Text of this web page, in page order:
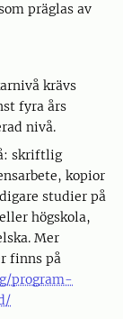
präglas av
krävs
fyra års
nivå.
skriftlig
kopior
studier på
högskola,
Mer
finns på
program-